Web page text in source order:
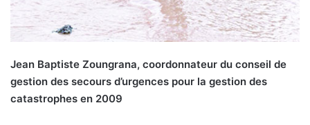
Jean Baptiste Zoungrana, coordonnateur du conseil de
gestion des secours d’urgences pour la gestion des
catastrophes en 2009